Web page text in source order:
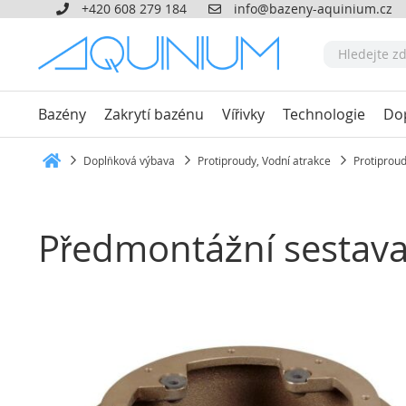
+420 608 279 184 info@bazeny-aquinium.cz
Bazény Zakrytí bazénu Vířivky Technologie
Doplňková výbava Protiproudy, Vodní atrakce
Předmontážní